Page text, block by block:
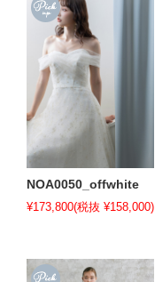
NOA0050_offwhite
¥173,800(税抜 ¥158,000)